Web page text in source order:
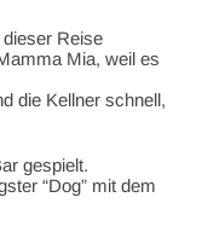
Reise
Mia, weil es
die Kellner schnell,
gespielt.
“Dog” mit dem